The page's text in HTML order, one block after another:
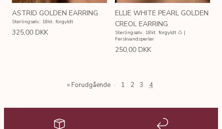
ASTRID GOLDEN EARRING
Sterlingsølv, 18kt. forgyldt
325,00 DKK
ELLIE WHITE PEARL GOLDEN
CREOL EARRING
Sterlingsølv, 18kt. forgyldt ♺ |
Ferskvandsperler
250,00 DKK
« Forudgående · 1 2 3 4